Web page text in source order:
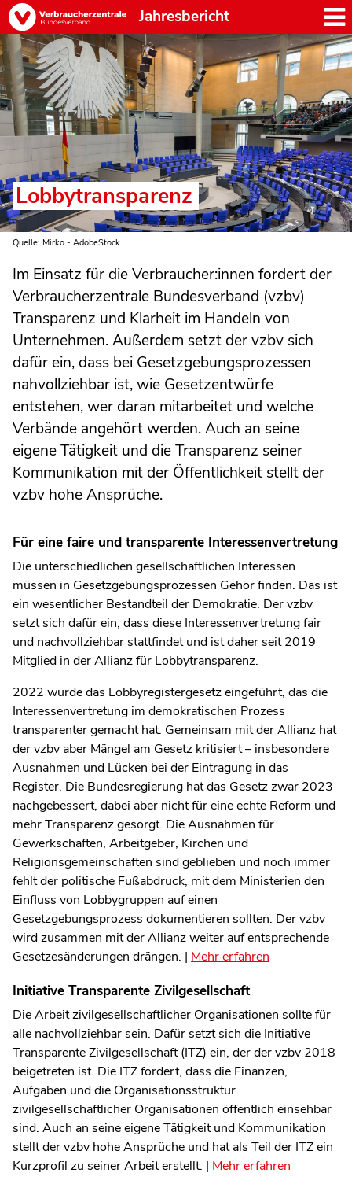
Jahresbericht
Quelle: Mirko - AdobeStock
Lobbytransparenz
Im Einsatz für die Verbraucher:innen fordert der
Verbraucherzentrale Bundesverband (vzbv)
Transparenz und Klarheit im Handeln von
Unternehmen. Außerdem setzt der vzbv sich
dafür ein, dass bei Gesetzgebungsprozessen
nahvollziehbar ist, wie Gesetzentwürfe
entstehen, wer daran mitarbeitet und welche
Verbände angehört werden. Auch an seine
eigene Tätigkeit und die Transparenz seiner
Kommunikation mit der Öffentlichkeit stellt der
vzbv hohe Ansprüche.
Für eine faire und transparente Interessenvertretung
Die unterschiedlichen gesellschaftlichen Interessen
müssen in Gesetzgebungsprozessen Gehör finden. Das ist
ein wesentlicher Bestandteil der Demokratie. Der vzbv
setzt sich dafür ein, dass diese Interessenvertretung fair
und nachvollziehbar stattfindet und ist daher seit 2019
Mitglied in der Allianz für Lobbytransparenz.
2022 wurde das Lobbyregistergesetz eingeführt, das die
Interessenvertretung im demokratischen Prozess
transparenter gemacht hat. Gemeinsam mit der Allianz hat
der vzbv aber Mängel am Gesetz kritisiert – insbesondere
Ausnahmen und Lücken bei der Eintragung in das
Register. Die Bundesregierung hat das Gesetz zwar 2023
nachgebessert, dabei aber nicht für eine echte Reform und
mehr Transparenz gesorgt. Die Ausnahmen für
Gewerkschaften, Arbeitgeber, Kirchen und
Religionsgemeinschaften sind geblieben und noch immer
fehlt der politische Fußabdruck, mit dem Ministerien den
Einfluss von Lobbygruppen auf einen
Gesetzgebungsprozess dokumentieren sollten. Der vzbv
wird zusammen mit der Allianz weiter auf entsprechende
Gesetzesänderungen drängen. | Mehr erfahren
Initiative Transparente Zivilgesellschaft
Die Arbeit zivilgesellschaftlicher Organisationen sollte für
alle nachvollziehbar sein. Dafür setzt sich die Initiative
Transparente Zivilgesellschaft (ITZ) ein, der der vzbv 2018
beigetreten ist. Die ITZ fordert, dass die Finanzen,
Aufgaben und die Organisationsstruktur
zivilgesellschaftlicher Organisationen öffentlich einsehbar
sind. Auch an seine eigene Tätigkeit und Kommunikation
stellt der vzbv hohe Ansprüche und hat als Teil der ITZ ein
Kurzprofil zu seiner Arbeit erstellt. | Mehr erfahren